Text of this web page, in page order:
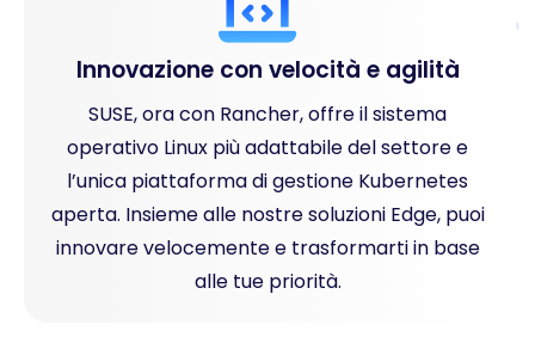
Innovazione con velocità e agilità
SUSE, ora con Rancher, offre il sistema
operativo Linux più adattabile del settore e
l’unica piattaforma di gestione Kubernetes
aperta. Insieme alle nostre soluzioni Edge, puoi
innovare velocemente e trasformarti in base
alle tue priorità.